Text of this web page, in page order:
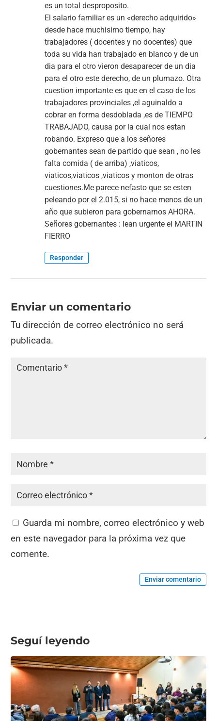
es un total desproposito.
El salario familiar es un «derecho adquirido»
desde hace muchisimo tiempo, hay
trabajadores ( docentes y no docentes) que
toda su vida han trabajado en blanco y de un
dia para el otro vieron desaparecer de un dia
para el otro este derecho, de un plumazo. Otra
cuestion importante es que en el caso de los
trabajadores provinciales ,el aguinaldo a
cobrar en forma desdoblada ,es de TIEMPO
TRABAJADO, causa por la cual nos estan
robando. Expreso que a los señores
gobernantes sean de partido que sean , no les
falta comida ( de arriba) ,viaticos,
viaticos,viaticos ,viaticos y monton de otras
cuestiones.Me parece nefasto que se esten
peleando por el 2.015, si no hace menos de un
año que subieron para gobernarnos AHORA.
Señores gobernantes : lean urgente el MARTIN
FIERRO
Responder
Enviar un comentario
Tu dirección de correo electrónico no será
publicada.
Guarda mi nombre, correo electrónico y web
en este navegador para la próxima vez que
comente.
Enviar comentario
Seguí leyendo